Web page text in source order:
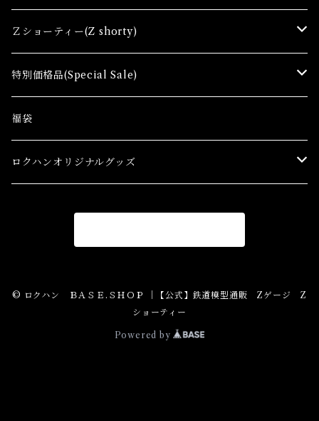
コンテナ(Ａ) Container Cargo
Ｚショーティー(Z shorty)
車両（ST）Z Shorty Trains
アクセサリー&ストラクチャー(SA&SS) ACC&STL
スターターセット(SG) Starter Sets
特別価格品(Special Sale)
Ｚゲージ車両(特別価格) Trains
在宅支援キャンペーン
Ｚゲージアクセサリー(特別価格) Accessory
Ｚゲージレール(特別価格) Truck
Zゲージパーツ(特別価格) Parts
福袋
ロクハンオリジナルグッズ
© ロクハン ＢＡＳＥ.ＳＨＯＰ ｜【公式】鉄道模型通販 Zゲージ Z
ショーティー
Powered by